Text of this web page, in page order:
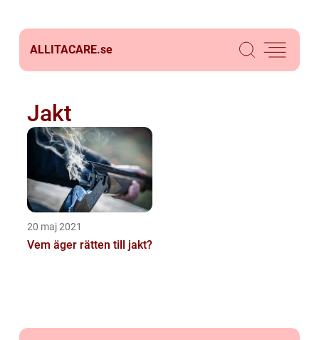
ALLITACARE.se
Jakt
20 maj 2021
Vem äger rätten till jakt?